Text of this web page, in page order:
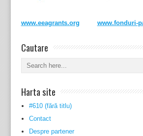
www.eeagrants.org www.fonduri-
Cautare
Harta site
#610 (fără titlu)
Contact
Despre partener